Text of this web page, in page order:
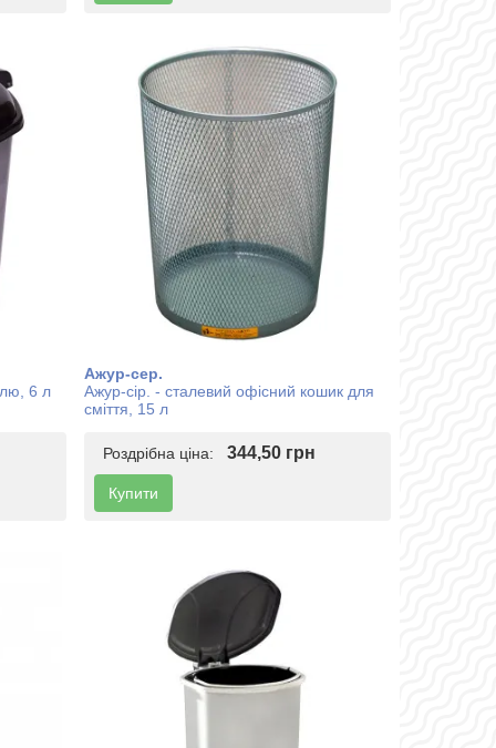
6 л
Ажур-сер.
Ажур-сір. - сталевий офісний кошик для
сміття, 15 л
Роздрібна ціна:344,50 грн
Купити